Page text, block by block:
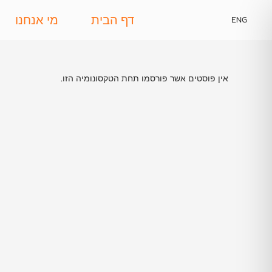
ENG דף הבית מי אנחנו
אין פוסטים אשר פורסמו תחת הטקסונומיה הזו.